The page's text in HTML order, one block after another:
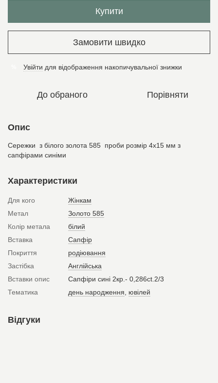
Купити
Замовити швидко
Увійти для відображення накопичувальної знижки
До обраного Порівняти
Опис
Сережки з білого золота 585 проби розмір 4х15 мм з
сапфірами синіми
Характеристики
Для кого
Жінкам
Метал
Золото 585
Колір метала
білий
Вставка
Сапфір
Покриття
родіювання
Застібка
Англійська
Вставки опис
Сапфіри сині 2кр.- 0,286ct.2/3
Тематика
день народження ювілей
Відгуки